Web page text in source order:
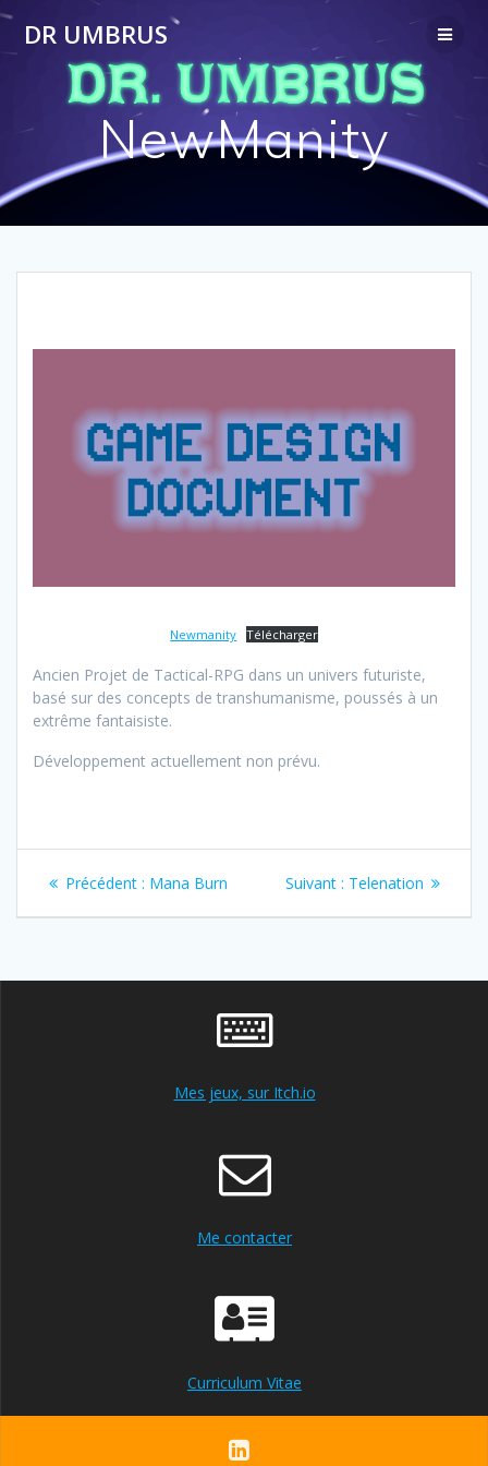
contenu
DR UMBRUS
NewManity
Newmanity Télécharger
Ancien Projet de Tactical-RPG dans un univers futuriste,
basé sur des concepts de transhumanisme, poussés à un
extrême fantaisiste.
Développement actuellement non prévu.
Navigation
de
Précédent : Article
Mana Burn Suivant : Article
Telenation
Mes jeux, sur Itch.io
Me contacter
Curriculum Vitae